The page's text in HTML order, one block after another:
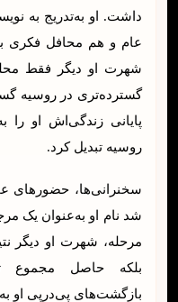
داشت. او به‌تدریج به
عام و هم محافل فکری
شهرت او دیگر فقط
گسترده‌تری در روسیه
پایانی زندگی‌اش او را
روسیه تبدیل کرد.
سخنرانی‌ها، حضورهای
شد نام او به‌عنوان یک
مرحله، شهرت او دیگر
بلکه حاصل مجموع
بازگشت‌های پی‌درپی او